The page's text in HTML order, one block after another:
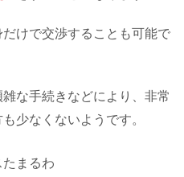
けで交渉することも可能で
な手続きなどにより、非常
少なくないようです。
まるわ